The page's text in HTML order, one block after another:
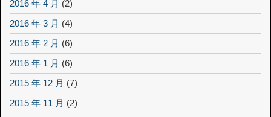
2016 年 4 月 (2)
2016 年 3 月 (4)
2016 年 2 月 (6)
2016 年 1 月 (6)
2015 年 12 月 (7)
2015 年 11 月 (2)